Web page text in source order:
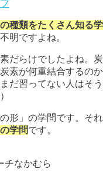
種類をたくさん知る
明ですよね。
だらけでしたよね。
素が何重結合するの
だ習ってない人はそ
形」の学問です。そ
学問です。
チなかむら